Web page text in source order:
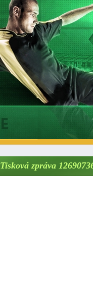
Tisková zpráva